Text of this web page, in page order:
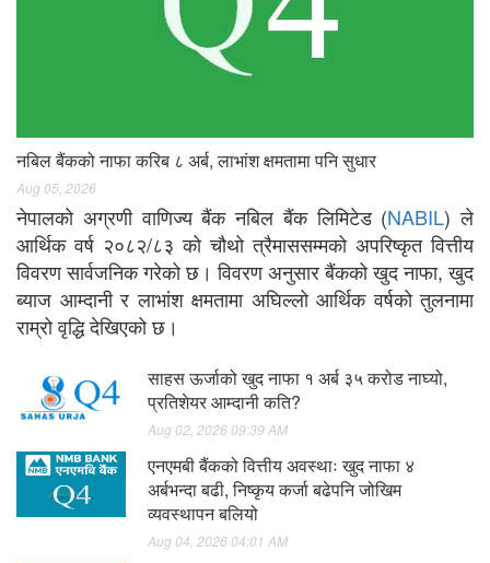
नबिल बैंकको नाफा करिब ८ अर्ब, लाभांश क्षमतामा पनि सुधार
Aug 05, 2026
नेपालको अग्रणी वाणिज्य बैंक नबिल बैंक लिमिटेड (NABIL) ले
आर्थिक वर्ष २०८२/८३ को चौथो त्रैमाससम्मको अपरिष्कृत वित्तीय
विवरण सार्वजनिक गरेको छ। विवरण अनुसार बैंकको खुद नाफा, खुद
ब्याज आम्दानी र लाभांश क्षमतामा अघिल्लो आर्थिक वर्षको तुलनामा
राम्रो वृद्धि देखिएको छ।
साहस ऊर्जाको खुद नाफा १ अर्ब ३५ करोड नाघ्यो,
प्रतिशेयर आम्दानी कति?
Aug 02, 2026 09:39 AM
एनएमबी बैंकको वित्तीय अवस्थाः खुद नाफा ४
अर्बभन्दा बढी, निष्कृय कर्जा बढेपनि जोखिम
व्यवस्थापन बलियो
Aug 04, 2026 04:01 AM